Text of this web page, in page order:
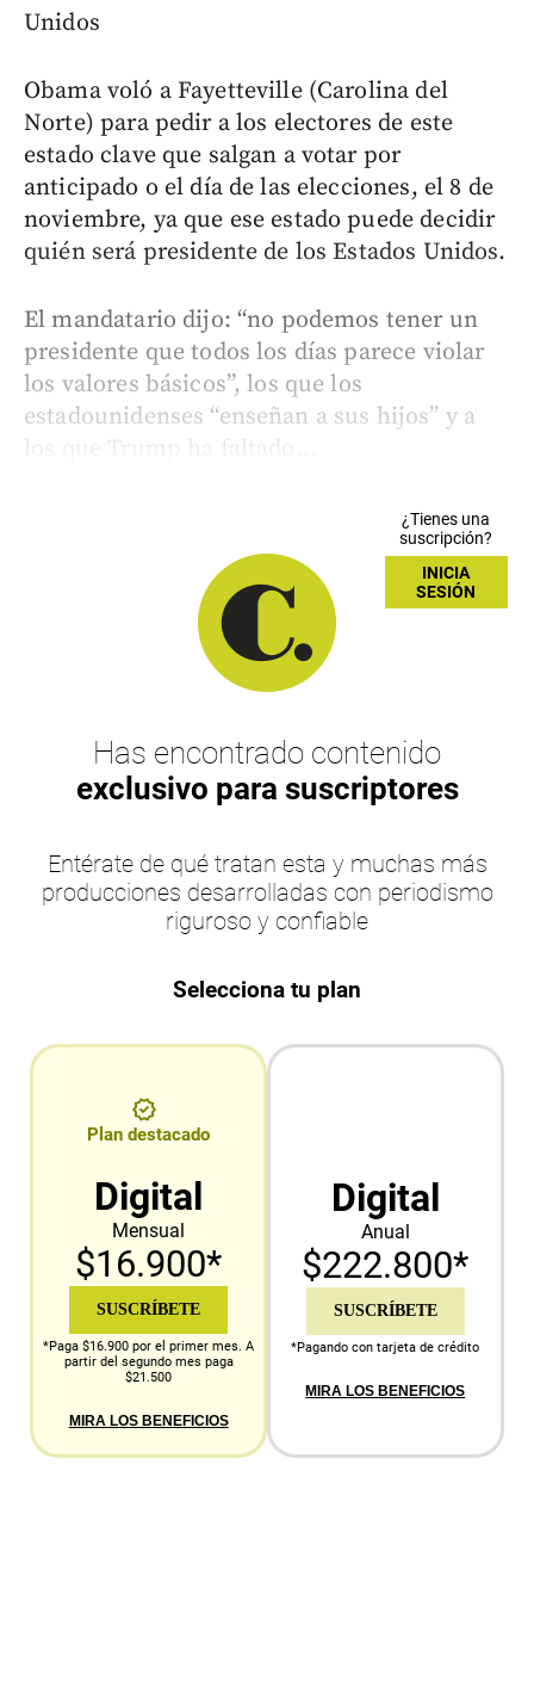
Unidos
Obama voló a Fayetteville (Carolina del
Norte) para pedir a los electores de este
estado clave que salgan a votar por
anticipado o el día de las elecciones, el 8 de
noviembre, ya que ese estado puede decidir
quién será presidente de los Estados Unidos.
El mandatario dijo: “no podemos tener un
presidente que todos los días parece violar
los valores básicos”, los que los
estadounidenses “enseñan a sus hijos” y a
los que Trump ha faltado...
¿Tienes una
suscripción?
INICIA
SESIÓN
Has encontrado contenido
exclusivo para suscriptores
Entérate de qué tratan esta y muchas más
producciones desarrolladas con periodismo
riguroso y confiable
Selecciona tu plan
Plan destacado
Digital
Mensual
$16.900*
SUSCRÍBETE
*Paga $16.900 por el primer mes. A
partir del segundo mes paga
$21.500
MIRA LOS BENEFICIOS
Digital
Anual
$222.800*
SUSCRÍBETE
*Pagando con tarjeta de crédito
MIRA LOS BENEFICIOS